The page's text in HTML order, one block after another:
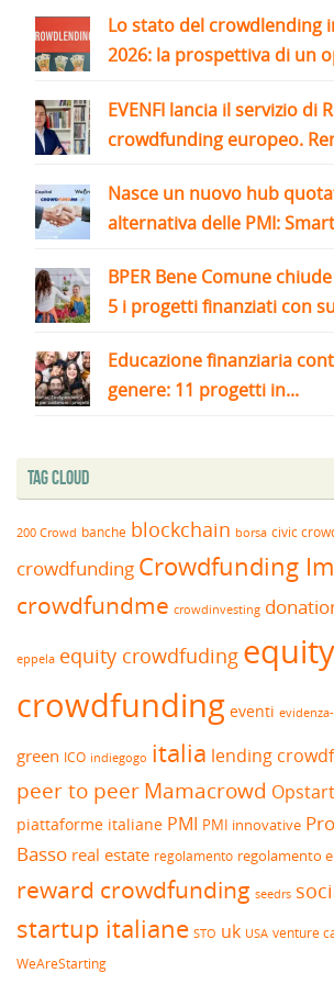
Lo stato del crowdlending
2026: la prospettiva di un
EVENFI lancia il servizio di
crowdfunding europeo.
Nasce un nuovo hub
alternativa delle PMI:
BPER Bene Comune
5 i progetti finanziati con
Educazione finanziaria
genere: 11 progetti in...
Tag Cloud
200 Crowd banche blockchain borsa civic
crowdfunding Crowdfunding
crowdfundme crowdinvesting
eppela equity crowdfuding equity
crowdfunding eventi
green ICO indiegogo italia lending
peer to peerMamacrowd Opstart
piattaforme italiane PMI PMI innovative
Basso real estate regolamento regolamento
reward crowdfunding seedrs
startup italiane STO uk USA venture
WeAreStarting